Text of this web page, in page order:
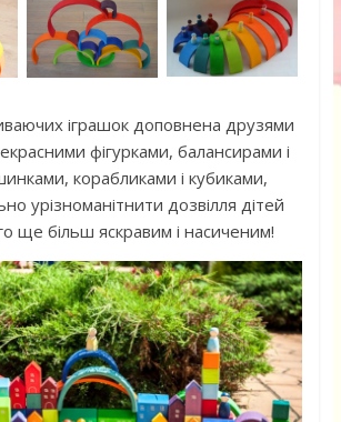
іграшок доповнена друзями
фігурками, балансирами і
корабликами і кубиками,
урізноманітнити дозвілля дітей
ще більш яскравим і насиченим!